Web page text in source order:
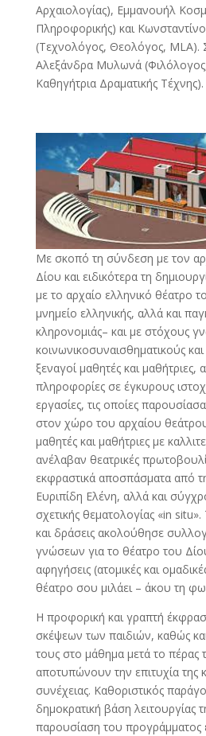
Αρχαιολογίας), Εμμανουήλ
Πληροφορικής) και
(Τεχνολόγος, Θεολόγος, MLA).
Αλεξάνδρα Μυλωνά
Καθηγήτρια Δραματικής Τέχνης).
Με σκοπό τη σύνδεση με τον
Δίου και ειδικότερα τη
με το αρχαίο ελληνικό θέατρο
μνημείο ελληνικής, αλλά και
κληρονομιάς– και με στόχους
κοινωνικοσυναισθηματικούς
ξεναγοί μαθητές και μαθήτριες,
πληροφορίες σε έγκυρους
εργασίες, τις οποίες
στον χώρο του αρχαίου
μαθητές και μαθήτριες με
ανέλαβαν θεατρικές
εκφραστικά αποσπάσματα από
Ευριπίδη Ελένη, αλλά και
σχετικής θεματολογίας «in situ».
και δράσεις ακολούθησε
γνώσεων για το θέατρο του
αφηγήσεις (ατομικές και
θέατρο σου μιλάει – άκου τη
Η προφορική και γραπτή
σκέψεων των παιδιών, καθώς
τους στο μάθημα μετά το πέρας
αποτυπώνουν την επιτυχία της
συνέχειας. Καθοριστικός
δημοκρατική βάση λειτουργίας
παρουσίαση του προγράμματος